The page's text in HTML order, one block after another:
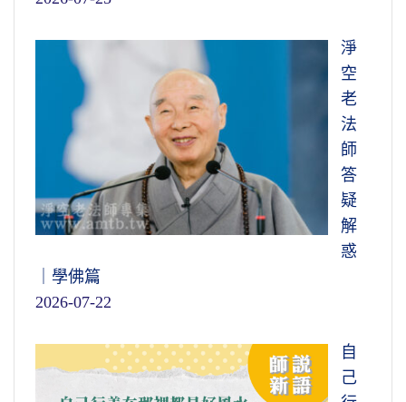
淨
空
老
法
師
答
疑
解
惑
｜學佛篇
2026-07-22
自
己